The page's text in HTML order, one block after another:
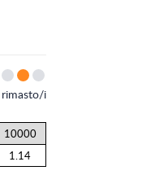
rimasto/i
10000
1.14